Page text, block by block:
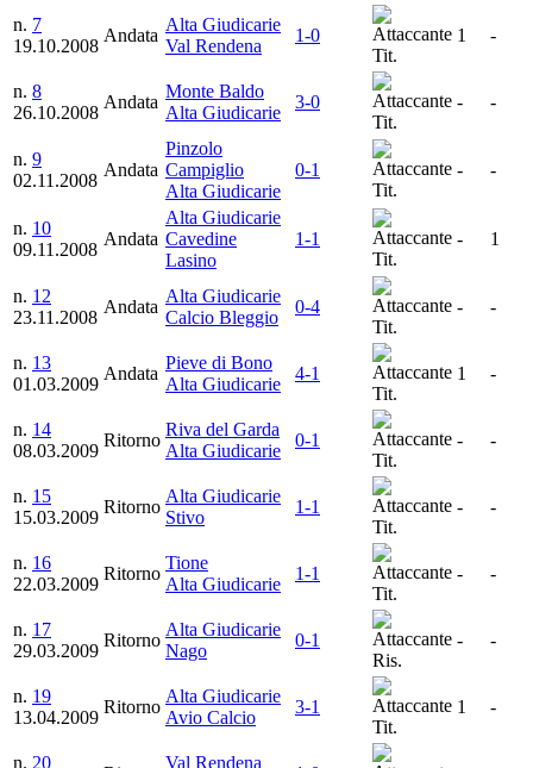
n. 7
19.10.2008
Andata
Alta Giudicarie
Val Rendena
1-0
Tit.
1 -
n. 8
26.10.2008
Andata
Monte Baldo
Alta Giudicarie
3-0
Tit.
- -
n. 9
02.11.2008
Andata
Pinzolo
Campiglio
Alta Giudicarie
0-1
Tit.
- -
n. 10
09.11.2008
Andata
Alta Giudicarie
Cavedine
Lasino
1-1
Tit.
- 1
n. 12
23.11.2008
Andata
Alta Giudicarie
Calcio Bleggio
0-4
Tit.
- -
n. 13
01.03.2009
Andata
Pieve di Bono
Alta Giudicarie
4-1
Tit.
1 -
n. 14
08.03.2009
Ritorno
Riva del Garda
Alta Giudicarie
0-1
Tit.
- -
n. 15
15.03.2009
Ritorno
Alta Giudicarie
Stivo
1-1
Tit.
- -
n. 16
22.03.2009
Ritorno
Tione
Alta Giudicarie
1-1
Tit.
- -
n. 17
29.03.2009
Ritorno
Alta Giudicarie
Nago
0-1
Ris.
- -
n. 19
13.04.2009
Ritorno
Alta Giudicarie
Avio Calcio
3-1
Tit.
1 -
n. 20 Val Rendena